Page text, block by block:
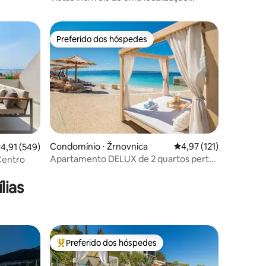
de uma avaliação média de 5, 549 avaliações
4,91 (549)
Preferido dos hóspedes
Preferido dos hóspedes
Condomínio ⋅ Žrnovnica 4,97 de uma avaliação
4,97 (121)
Apartamento DELUX de 2 quartos perto
Entre os melhores preferidos dos hóspedes
Preferido dos hóspedes